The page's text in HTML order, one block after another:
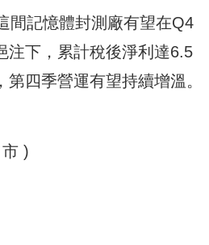
間記憶體封測廠有望在Q4
注下，累計稅後淨利達6.5
四季營運有望持續增溫。